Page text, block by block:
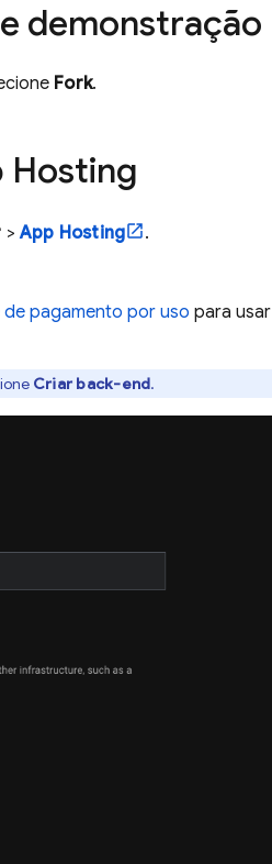
demonstração
Fork.
Hosting
>App Hosting
.
pagamento por uso para usar
Criar back-end.